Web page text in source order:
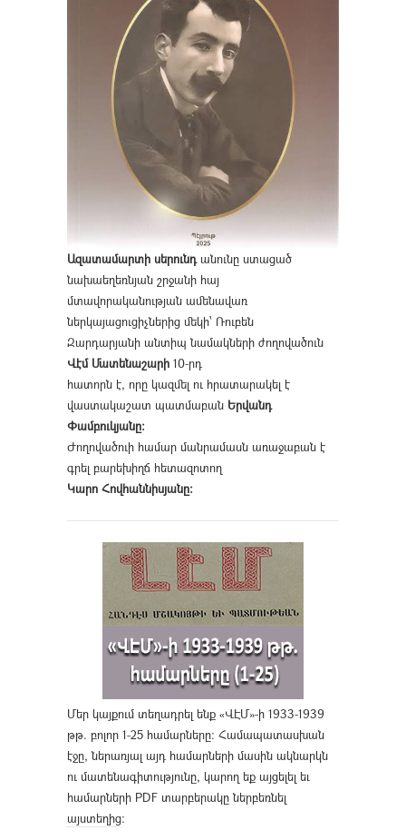
Ազատամարտի սերունդանունը ստացած
նախաեղեռնյան շրջանի հայ
մտավորականության ամենավառ
ներկայացուցիչներից մեկի՝ Ռուբեն
Զարդարյանի անտիպ նամակների ժողովածուն
Վէմ Մատենաշարի 10-րդ
հատորն է, որը կազմել ու հրատարակել է
վաստակաշատ պատմաբան Երվանդ
Փամբուկյանը։
Ժողովածուի համար մանրամասն առաջաբան է
գրել բարեխիղճ հետազոտող
Կարո Հովհաննիսյանը։
Մեր կայքում տեղադրել ենք «ՎԷՄ»-ի 1933-1939
թթ. բոլոր 1-25 համարները։ Համապատասխան
էջը, ներառյալ այդ համարների մասին ակնարկն
ու մատենագիտությունը, կարող եք այցելել եւ
համարների PDF տարբերակը ներբեռնել
այստեղից։